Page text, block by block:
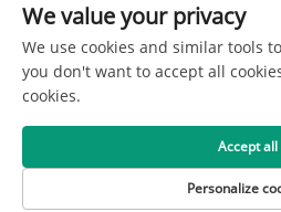
Hak Cipta © 2025 oleh
Conditioning Co., Ltd -
We value your privacy
We use cookies and similar tools
you don't want to accept all
cookies.
Personalize
Accept all